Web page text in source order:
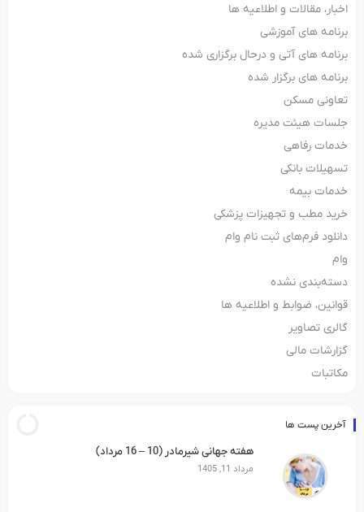
اخبار، مقالات و اطلاعیه ها
برنامه های آموزشی
برنامه های آتی و درحال برگزاری شده
برنامه های برگزار شده
تعاونی مسکن
جلسات هیئت مدیره
خدمات رفاهی
تسهیلات بانکی
خدمات بیمه
خرید مطب و تجهیزات پزشکی
دانلود فرم‌های ثبت‌ نام وام
وام
دسته‌بندی نشده
قوانین، ضوابط و اطلاعیه ها
گالری تصاویر
گزارشات مالی
مکاتبات
آخرین پست ها
هفته جهانی شیرمادر (10 – 16 مرداد)
مرداد 11, 1405